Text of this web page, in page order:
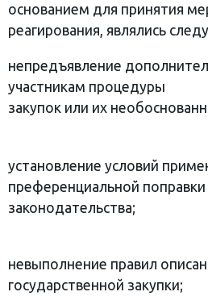
основанием для принятия
реагирования, являлись
непредъявление
участникам процедуры
закупок или их
установление условий
преференциальной
законодательства;
невыполнение правил
государственной закупки;